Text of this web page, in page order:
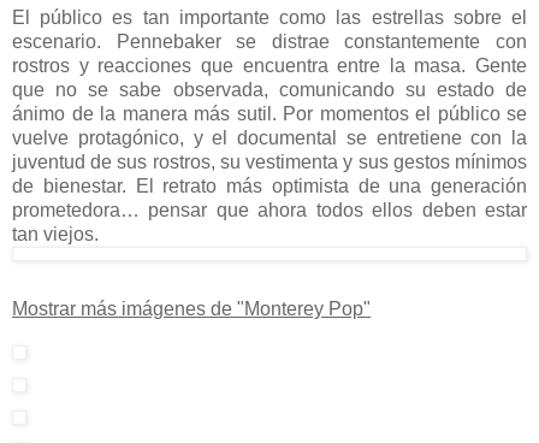
El público es tan importante como las estrellas sobre el
escenario. Pennebaker se distrae constantemente con
rostros y reacciones que encuentra entre la masa. Gente
que no se sabe observada, comunicando su estado de
ánimo de la manera más sutil. Por momentos el público se
vuelve protagónico, y el documental se entretiene con la
juventud de sus rostros, su vestimenta y sus gestos mínimos
de bienestar. El retrato más optimista de una generación
prometedora… pensar que ahora todos ellos deben estar
tan viejos.
Mostrar más imágenes de "Monterey Pop"